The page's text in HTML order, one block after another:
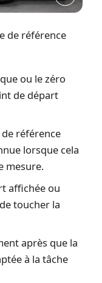
de référence
ou le zéro
de départ
référence
lorsque cela
mesure.
affichée ou
toucher la
après que la
à la tâche